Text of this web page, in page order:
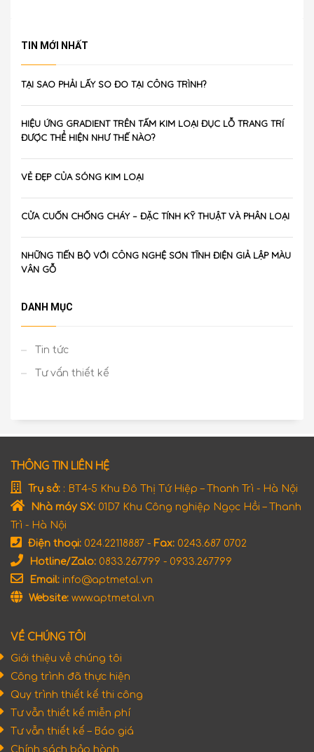
TIN MỚI NHẤT
TẠI SAO PHẢI LẤY SO ĐO TẠI CÔNG TRÌNH?
HIỆU ỨNG GRADIENT TRÊN TẤM KIM LOẠI ĐỤC LỖ TRANG TRÍ
ĐƯỢC THỂ HIỆN NHƯ THẾ NÀO?
VẺ ĐẸP CỦA SÓNG KIM LOẠI
CỬA CUỐN CHỐNG CHÁY – ĐẶC TÍNH KỸ THUẬT VÀ PHÂN LOẠI
NHỮNG TIẾN BỘ VỚI CÔNG NGHỆ SƠN TĨNH ĐIỆN GIẢ LẬP MÀU
VÂN GỖ
DANH MỤC
Tin tức
Tư vấn thiết kế
THÔNG TIN LIÊN HỆ
Trụ sở: : BT4-5 Khu Đô Thị Tứ Hiệp – Thanh Trì - Hà Nội
Nhà máy SX: 01D7 Khu Công nghiệp Ngọc Hồi – Thanh
Trì - Hà Nội
Điện thoại: 024.22118887 - Fax: 0243.687 0702
Hotline/Zalo: 0833.267799 - 0933.267799
Email: info@aptmetal.vn
Website: www.aptmetal.vn
VỀ CHÚNG TÔI
Giới thiệu về chúng tôi
Công trình đã thực hiện
Quy trình thiết kế thi công
Tư vẫn thiết kế miễn phí
Tư vẫn thiết kế – Báo giá
Chính sách bảo hành